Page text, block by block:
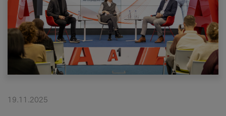
Приватни Деловни
Поддршка
Надополни кредит
19.11.2025